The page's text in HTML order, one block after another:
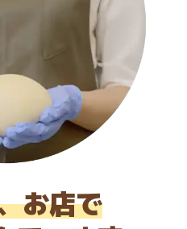
お店で